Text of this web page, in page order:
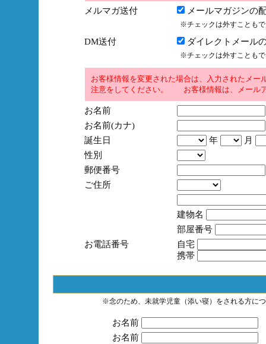
メルマガ送付 メールマガジンの
※チェックは外すことも
DM送付 ダイレクトメール
※チェックは外すことも
お客様情報を変更された場合は、入力されたメ
注意をしてください。 お客様情報は、メール
お名前
お名前(カナ)
誕生日
年
月
性別
郵便番号
ご住所
建物名
部屋番号
お電話番号
自宅
携帯
※念のため、未就学児童（添い寝）をされる方に
お名前
お名前